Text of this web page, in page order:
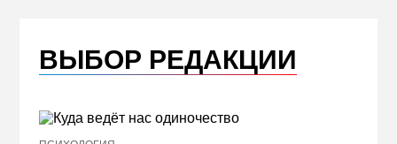
ВЫБОР РЕДАКЦИИ